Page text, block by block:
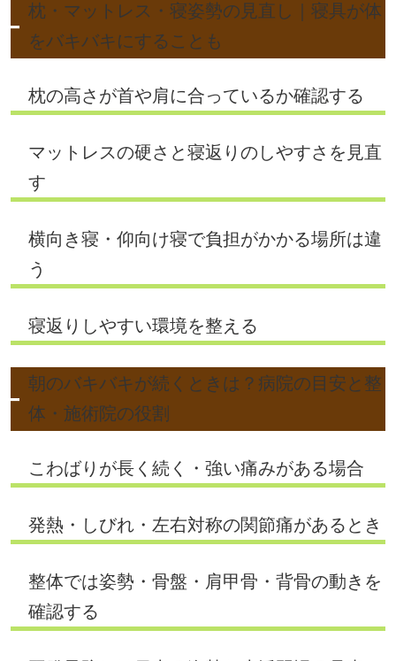
枕・マットレス・寝姿勢の見直し｜寝具が体
をバキバキにすることも
枕の高さが首や肩に合っているか確認する
マットレスの硬さと寝返りのしやすさを見直
す
横向き寝・仰向け寝で負担がかかる場所は違
う
寝返りしやすい環境を整える
朝のバキバキが続くときは？病院の目安と整
体・施術院の役割
こわばりが長く続く・強い痛みがある場合
発熱・しびれ・左右対称の関節痛があるとき
整体では姿勢・骨盤・肩甲骨・背骨の動きを
確認する